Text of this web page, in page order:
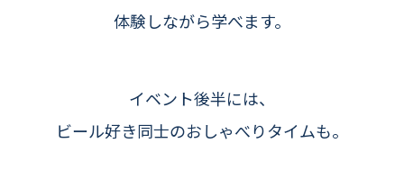
体験しながら学べます。
イベント後半には、
ビール好き同士のおしゃべりタイムも。